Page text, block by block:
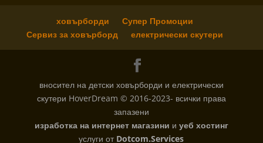
ховърборди
Супер Промоции
Сервиз за ховърборд
електрически скутери
вносител на детски ховърборди и електрически
скутери HoverDream © 2016-2023- всички права
запазени
изработка на интернет магазини и уеб хостинг
услуги от Dotcom.Services